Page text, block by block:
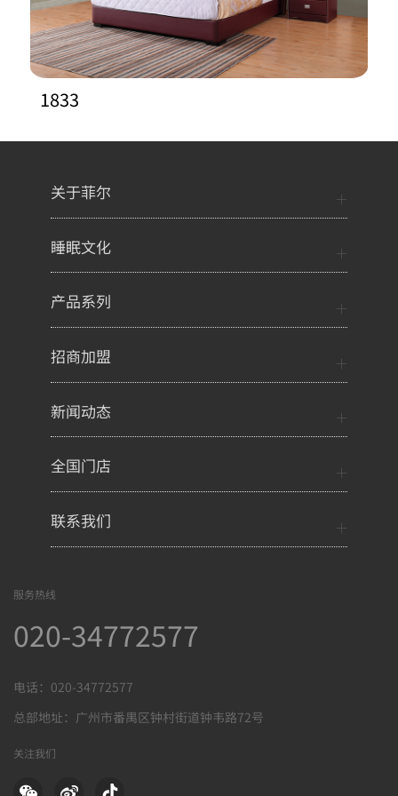
1833
关于菲尔
睡眠文化
产品系列
招商加盟
新闻动态
全国门店
联系我们
服务热线
020-34772577
电话：020-34772577
总部地址：广州市番禺区钟村街道钟韦路72号
关注我们